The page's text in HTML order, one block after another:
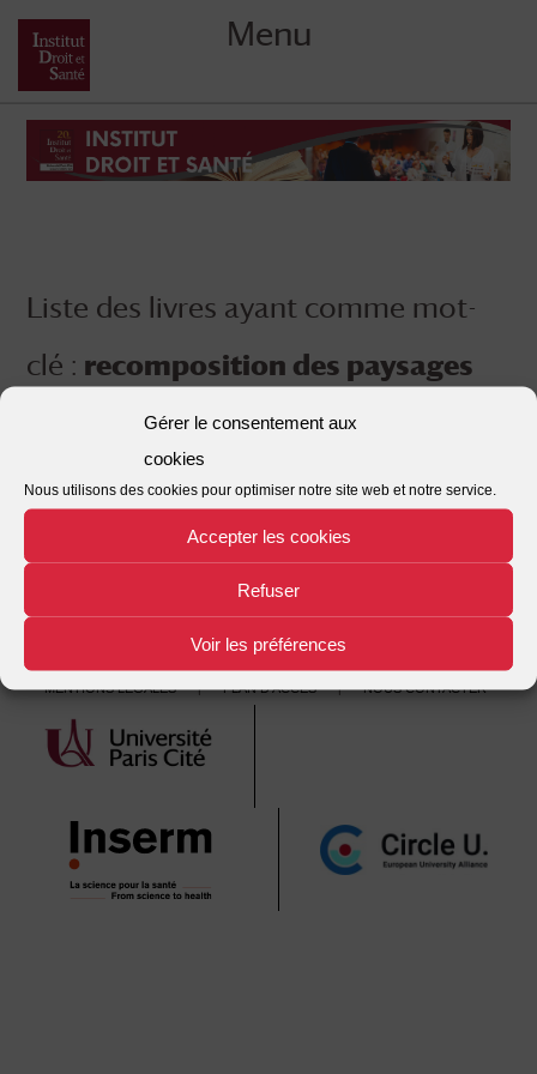
Gérer le consentement aux
cookies
Nous utilisons des cookies pour optimiser notre site web et notre service.
Accepter les cookies
Refuser
Voir les préférences
Menu
content
Liste des livres ayant comme mot-
clé : recomposition des paysages
juridiques nationaux et
internationaux
Mentions légales | Plan d'accès | Nous contacter